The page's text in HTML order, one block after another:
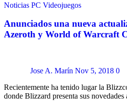
Noticias PC Videojuegos
Anunciados una nueva
Azeroth y World of Warcraft
Jose A. Marín Nov 5, 2018 0
Recientemente ha tenido lugar la
donde Blizzard presenta sus